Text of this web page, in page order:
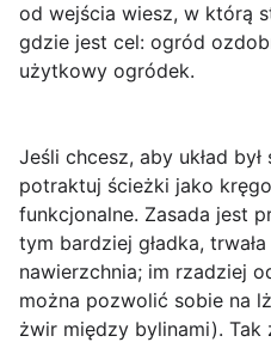
od wejścia wiesz, w którą
gdzie jest cel: ogród
użytkowy ogródek.
Jeśli chcesz, aby układ
potraktuj ścieżki jako
funkcjonalne. Zasada jest
tym bardziej gładka,
nawierzchnia; im rzadziej
można pozwolić sobie na
żwir między bylinami). Tak